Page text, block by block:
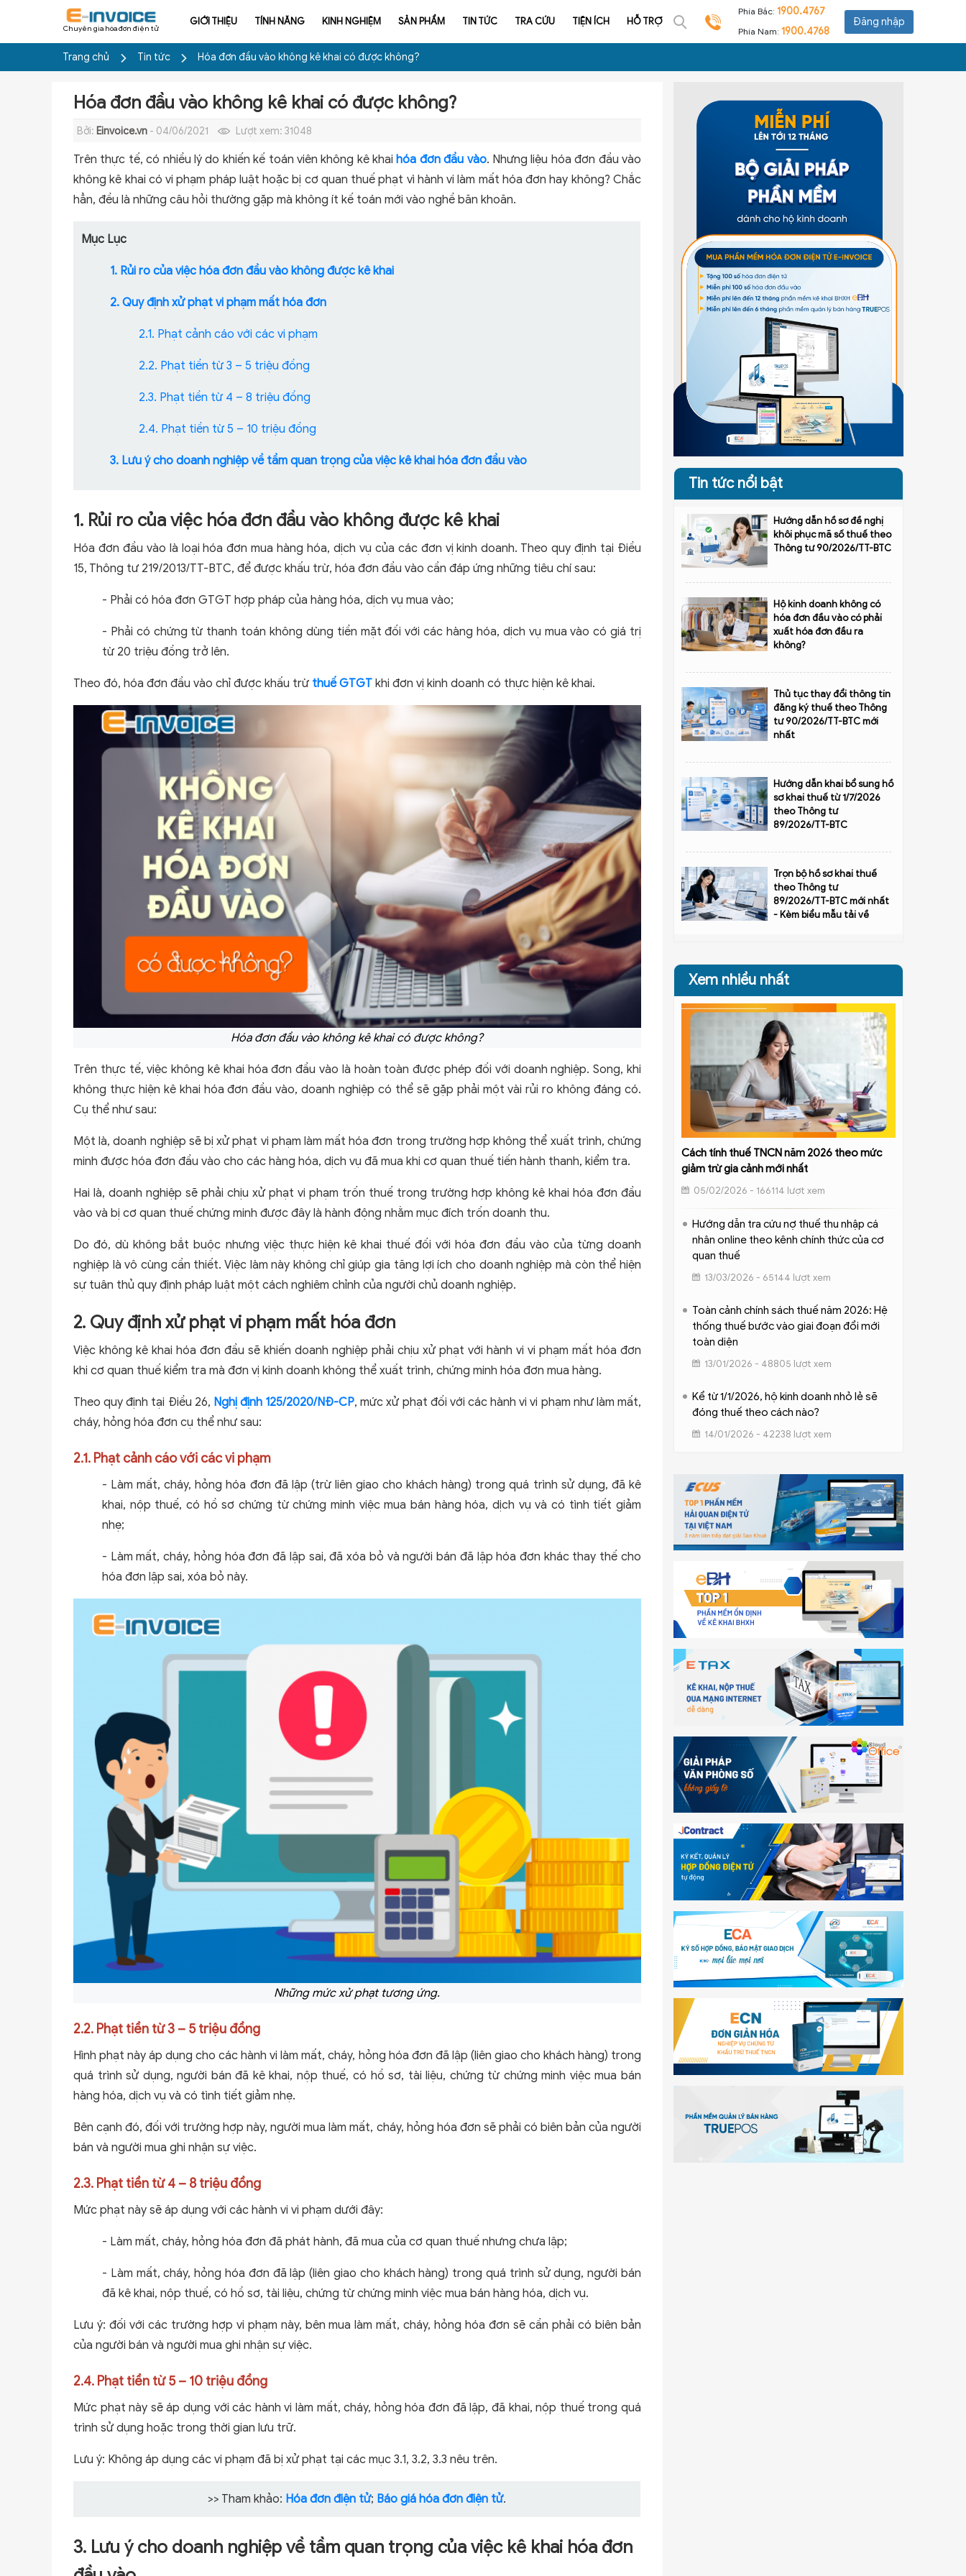
Chuyên gia hóa đơn điện tử
GIỚI THIỆU TÍNH NĂNG KINH NGHIỆM SẢN PHẨM TIN TỨC TRA CỨU TIỆN ÍCH HỖ TRỢ
Phía Bắc: 1900.4767
Phía Nam: 1900.4768
Đăng nhập
Trang chủ Tin tức Hóa đơn đầu vào không kê khai có được không?
Hóa đơn đầu vào không kê khai có được không?
Bởi: Einvoice.vn - 04/06/2021 Lượt xem: 31048
Trên thực tế, có nhiều lý do khiến kế toán viên không kê khaihóa đơn đầu vào. Nhưng liệu hóa đơn đầu vào
không kê khai có vi phạm pháp luật hoặc bị cơ quan thuế phạt vì hành vi làm mất hóa đơn hay không? Chắc
hẳn, đều là những câu hỏi thường gặp mà không ít kế toán mới vào nghề băn khoăn.
Mục Lục
1. Rủi ro của việc hóa đơn đầu vào không được kê khai
2. Quy định xử phạt vi phạm mất hóa đơn
2.1. Phạt cảnh cáo với các vi phạm
2.2. Phạt tiền từ 3 – 5 triệu đồng
2.3. Phạt tiền từ 4 – 8 triệu đồng
2.4. Phạt tiền từ 5 – 10 triệu đồng
3. Lưu ý cho doanh nghiệp về tầm quan trọng của việc kê khai hóa đơn đầu vào
1. Rủi ro của việc hóa đơn đầu vào không được kê khai
Hóa đơn đầu vào là loại hóa đơn mua hàng hóa, dịch vụ của các đơn vị kinh doanh. Theo quy định tại Điều
15, Thông tư 219/2013/TT-BTC, để được khấu trừ, hóa đơn đầu vào cần đáp ứng những tiêu chí sau:
- Phải có hóa đơn GTGT hợp pháp của hàng hóa, dịch vụ mua vào;
- Phải có chứng từ thanh toán không dùng tiền mặt đối với các hàng hóa, dịch vụ mua vào có giá trị
từ 20 triệu đồng trở lên.
Theo đó, hóa đơn đầu vào chỉ được khấu trừ thuế GTGT khi đơn vị kinh doanh có thực hiện kê khai.
Hóa đơn đầu vào không kê khai có được không?
Trên thực tế, việc không kê khai hóa đơn đầu vào là hoàn toàn được phép đối với doanh nghiệp. Song, khi
không thực hiện kê khai hóa đơn đầu vào, doanh nghiệp có thể sẽ gặp phải một vài rủi ro không đáng có.
Cụ thể như sau:
Một là, doanh nghiệp sẽ bị xử phạt vi phạm làm mất hóa đơn trong trường hợp không thể xuất trình, chứng
minh được hóa đơn đầu vào cho các hàng hóa, dịch vụ đã mua khi cơ quan thuế tiến hành thanh, kiểm tra.
Hai là, doanh nghiệp sẽ phải chịu xử phạt vi phạm trốn thuế trong trường hợp không kê khai hóa đơn đầu
vào và bị cơ quan thuế chứng minh được đây là hành động nhằm mục đích trốn doanh thu.
Do đó, dù không bắt buộc nhưng việc thực hiện kê khai thuế đối với hóa đơn đầu vào của từng doanh
nghiệp là vô cùng cần thiết. Việc làm này không chỉ giúp gia tăng lợi ích cho doanh nghiệp mà còn thể hiện
sự tuân thủ quy định pháp luật một cách nghiêm chỉnh của người chủ doanh nghiệp.
2. Quy định xử phạt vi phạm mất hóa đơn
Việc không kê khai hóa đơn đầu sẽ khiến doanh nghiệp phải chịu xử phạt với hành vi vi phạm mất hóa đơn
khi cơ quan thuế kiểm tra mà đơn vị kinh doanh không thể xuất trình, chứng minh hóa đơn mua hàng.
Theo quy định tại Điều 26, Nghị định 125/2020/NĐ-CP, mức xử phạt đối với các hành vi vi phạm như làm mất,
cháy, hỏng hóa đơn cụ thể như sau:
2.1. Phạt cảnh cáo với các vi phạm
- Làm mất, cháy, hỏng hóa đơn đã lập (trừ liên giao cho khách hàng) trong quá trình sử dụng, đã kê
khai, nộp thuế, có hồ sơ chứng từ chứng minh việc mua bán hàng hóa, dịch vụ và có tình tiết giảm
nhẹ;
- Làm mất, cháy, hỏng hóa đơn đã lập sai, đã xóa bỏ và người bán đã lập hóa đơn khác thay thế cho
hóa đơn lập sai, xóa bỏ này.
Những mức xử phạt tương ứng.
2.2. Phạt tiền từ 3 – 5 triệu đồng
Hình phạt này áp dụng cho các hành vi làm mất, cháy, hỏng hóa đơn đã lập (liên giao cho khách hàng) trong
quá trình sử dụng, người bán đã kê khai, nộp thuế, có hồ sơ, tài liệu, chứng từ chứng minh việc mua bán
hàng hóa, dịch vụ và có tình tiết giảm nhẹ.
Bên cạnh đó, đối với trường hợp này, người mua làm mất, cháy, hỏng hóa đơn sẽ phải có biên bản của người
bán và người mua ghi nhận sự việc.
2.3. Phạt tiền từ 4 – 8 triệu đồng
Mức phạt này sẽ áp dụng với các hành vi vi phạm dưới đây:
- Làm mất, cháy, hỏng hóa đơn đã phát hành, đã mua của cơ quan thuế nhưng chưa lập;
- Làm mất, cháy, hỏng hóa đơn đã lập (liên giao cho khách hàng) trong quá trình sử dụng, người bán
đã kê khai, nộp thuế, có hồ sơ, tài liệu, chứng từ chứng minh việc mua bán hàng hóa, dịch vụ.
Lưu ý: đối với các trường hợp vi phạm này, bên mua làm mất, cháy, hỏng hóa đơn sẽ cần phải có biên bản
của người bán và người mua ghi nhận sự việc.
2.4. Phạt tiền từ 5 – 10 triệu đồng
Mức phạt này sẽ áp dụng với các hành vi làm mất, cháy, hỏng hóa đơn đã lập, đã khai, nộp thuế trong quá
trình sử dụng hoặc trong thời gian lưu trữ.
Lưu ý: Không áp dụng các vi phạm đã bị xử phạt tại các mục 3.1, 3.2, 3.3 nêu trên.
>> Tham khảo: Hóa đơn điện tử; Báo giá hóa đơn điện tử.
3. Lưu ý cho doanh nghiệp về tầm quan trọng của việc kê khai hóa đơn
Tin tức nổi bật
Hướng dẫn hồ sơ đề nghị
khôi phục mã số thuế theo
Thông tư 90/2026/TT-BTC
Hộ kinh doanh không có
hóa đơn đầu vào có phải
xuất hóa đơn đầu ra
không?
Thủ tục thay đổi thông tin
đăng ký thuế theo Thông
tư 90/2026/TT-BTC mới
nhất
Hướng dẫn khai bổ sung hồ
sơ khai thuế từ 1/7/2026
theo Thông tư
89/2026/TT-BTC
Trọn bộ hồ sơ khai thuế
theo Thông tư
89/2026/TT-BTC mới nhất
- Kèm biểu mẫu tải về
Xem nhiều nhất
Cách tính thuế TNCN năm 2026 theo mức
giảm trừ gia cảnh mới nhất
05/02/2026 - 166114 lượt xem
Hướng dẫn tra cứu nợ thuế thu nhập cá
nhân online theo kênh chính thức của cơ
quan thuế
13/03/2026 - 65144 lượt xem
Toàn cảnh chính sách thuế năm 2026: Hệ
thống thuế bước vào giai đoạn đổi mới
toàn diện
13/01/2026 - 48805 lượt xem
Kể từ 1/1/2026, hộ kinh doanh nhỏ lẻ sẽ
đóng thuế theo cách nào?
14/01/2026 - 42238 lượt xem